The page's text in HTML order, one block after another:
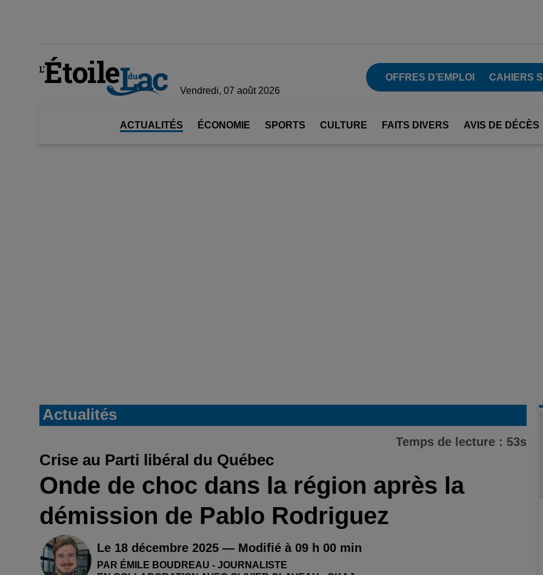
Vendredi, 07 août 2026
OFFRES D’EMPLOI CAHIERS
ACTUALITÉS ÉCONOMIE SPORTS CULTURE FAITS DIVERS AVIS DE DÉCÈS
Actualités
Temps de lecture : 53s
Crise au Parti libéral du Québec
Onde de choc dans la région après la
démission de Pablo Rodriguez
Le 18 décembre 2025 — Modifié à 09 h 00 min
PAR ÉMILE BOUDREAU - JOURNALISTE